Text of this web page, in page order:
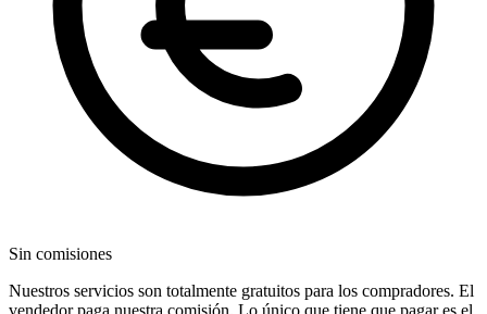
Sin comisiones
Nuestros servicios son totalmente gratuitos para los compradores. El